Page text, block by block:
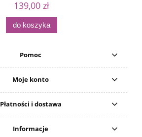
139,00 zł
do koszyka
Pomoc
Moje konto
Płatności i dostawa
Informacje